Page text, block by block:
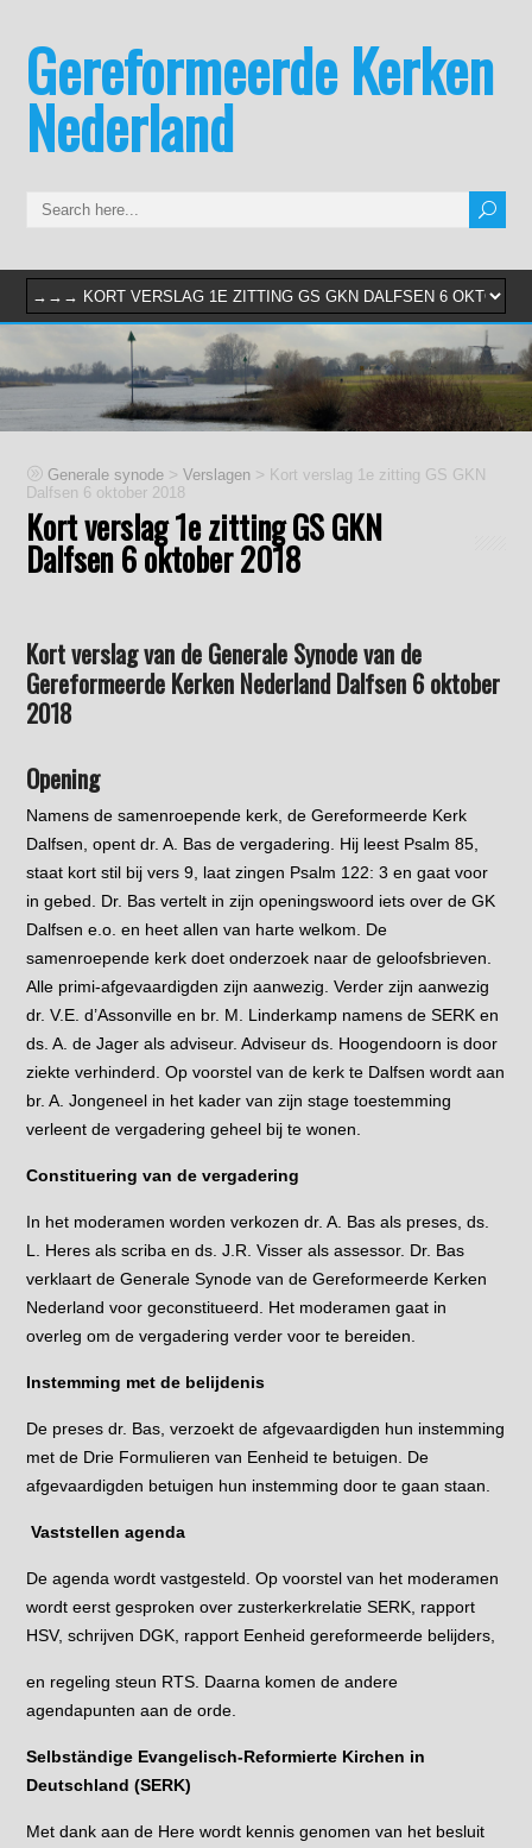
Gereformeerde Kerken
Nederland
Generale synode >Verslagen > Kort verslag 1e zitting GS GKN
Dalfsen 6 oktober 2018
Kort verslag 1e zitting GS GKN
Dalfsen 6 oktober 2018
Kort verslag van de Generale Synode van de
Gereformeerde Kerken Nederland Dalfsen 6 oktober
2018
Opening
Namens de samenroepende kerk, de Gereformeerde Kerk
Dalfsen, opent dr. A. Bas de vergadering. Hij leest Psalm 85,
staat kort stil bij vers 9, laat zingen Psalm 122: 3 en gaat voor
in gebed. Dr. Bas vertelt in zijn openingswoord iets over de GK
Dalfsen e.o. en heet allen van harte welkom. De
samenroepende kerk doet onderzoek naar de geloofsbrieven.
Alle primi-afgevaardigden zijn aanwezig. Verder zijn aanwezig
dr. V.E. d’Assonville en br. M. Linderkamp namens de SERK en
ds. A. de Jager als adviseur. Adviseur ds. Hoogendoorn is door
ziekte verhinderd. Op voorstel van de kerk te Dalfsen wordt aan
br. A. Jongeneel in het kader van zijn stage toestemming
verleent de vergadering geheel bij te wonen.
Constituering van de vergadering
In het moderamen worden verkozen dr. A. Bas als preses, ds.
L. Heres als scriba en ds. J.R. Visser als assessor. Dr. Bas
verklaart de Generale Synode van de Gereformeerde Kerken
Nederland voor geconstitueerd. Het moderamen gaat in
overleg om de vergadering verder voor te bereiden.
Instemming met de belijdenis
De preses dr. Bas, verzoekt de afgevaardigden hun instemming
met de Drie Formulieren van Eenheid te betuigen. De
afgevaardigden betuigen hun instemming door te gaan staan.
Vaststellen agenda
De agenda wordt vastgesteld. Op voorstel van het moderamen
wordt eerst gesproken over zusterkerkrelatie SERK, rapport
HSV, schrijven DGK, rapport Eenheid gereformeerde belijders,
en regeling steun RTS. Daarna komen de andere
agendapunten aan de orde.
Selbständige Evangelisch-Reformierte Kirchen in
Deutschland (SERK)
Met dank aan de Here wordt kennis genomen van het besluit